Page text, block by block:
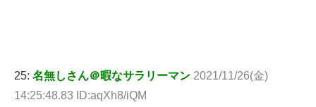
25: 名無しさん＠暇なサラリーマン 2021/11/26(金)
14:25:48.83 ID:aqXh8/iQM